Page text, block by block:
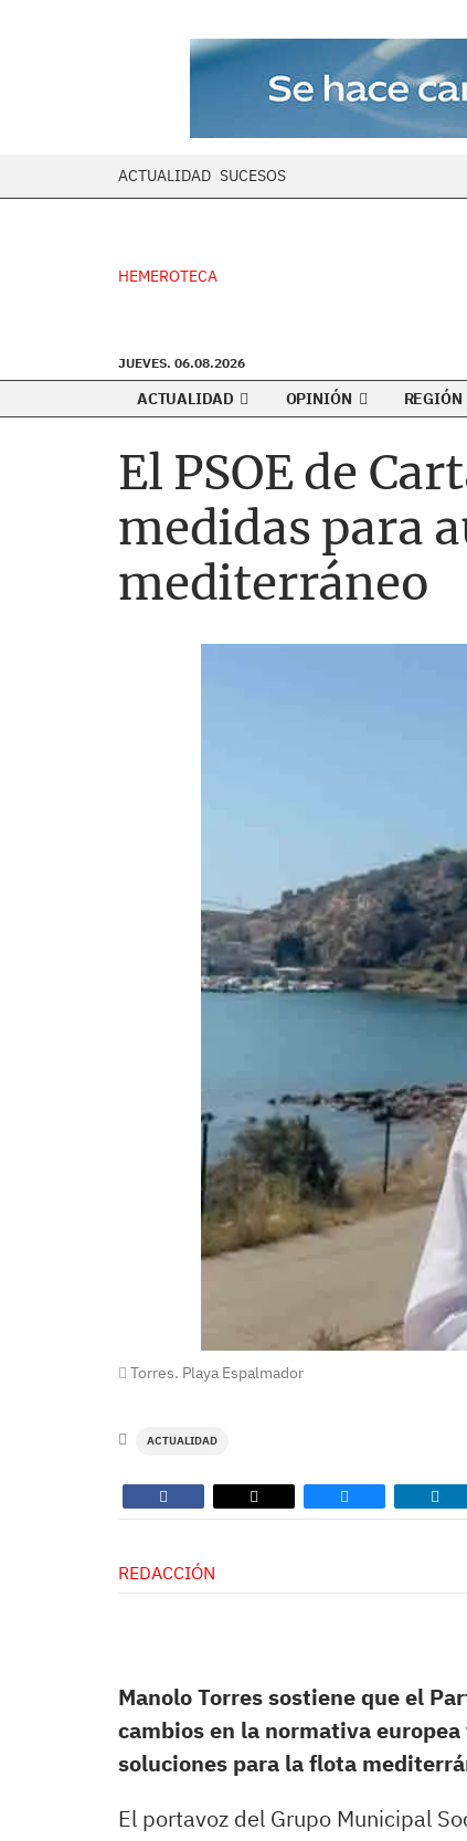
ACTUALIDAD SUCESOS
HEMEROTECA
JUEVES. 06.08.2026
ACTUALIDAD OPINIÓN REGIÓN
El PSOE de
medidas para
mediterráneo
Torres. Playa Espalmador
ACTUALIDAD
REDACCIÓN
Manolo Torres sostiene que el
cambios en la normativa
soluciones para la flota
El portavoz del Grupo Municipal